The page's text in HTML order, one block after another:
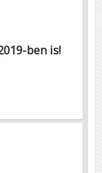
ben is!